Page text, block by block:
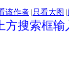
该作者 |只看大图 |
搜索框输